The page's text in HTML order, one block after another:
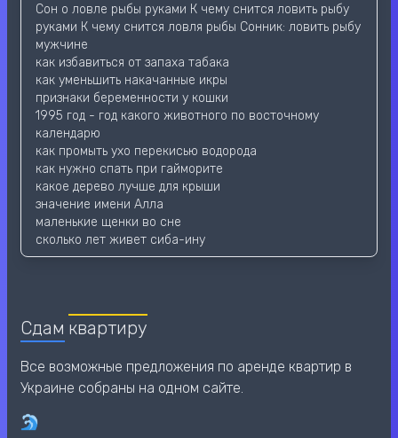
Сон о ловле рыбы руками К чему снится ловить рыбу
руками К чему снится ловля рыбы Сонник: ловить рыбу
мужчине
как избавиться от запаха табака
как уменьшить накачанные икры
признаки беременности у кошки
1995 год - год какого животного по восточному
календарю
как промыть ухо перекисью водорода
как нужно спать при гайморите
какое дерево лучше для крыши
значение имени Алла
маленькие щенки во сне
сколько лет живет сиба-ину
Сдам квартиру
Все возможные предложения по аренде квартир в
Украине собраны на одном сайте.